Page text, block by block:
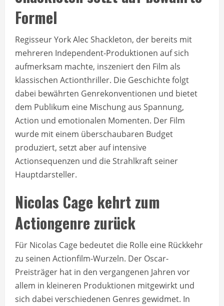
Formel
Regisseur York Alec Shackleton, der bereits mit
mehreren Independent-Produktionen auf sich
aufmerksam machte, inszeniert den Film als
klassischen Actionthriller. Die Geschichte folgt
dabei bewährten Genrekonventionen und bietet
dem Publikum eine Mischung aus Spannung,
Action und emotionalen Momenten. Der Film
wurde mit einem überschaubaren Budget
produziert, setzt aber auf intensive
Actionsequenzen und die Strahlkraft seiner
Hauptdarsteller.
Nicolas Cage kehrt zum
Actiongenre zurück
Für Nicolas Cage bedeutet die Rolle eine Rückkehr
zu seinen Actionfilm-Wurzeln. Der Oscar-
Preisträger hat in den vergangenen Jahren vor
allem in kleineren Produktionen mitgewirkt und
sich dabei verschiedenen Genres gewidmet. In